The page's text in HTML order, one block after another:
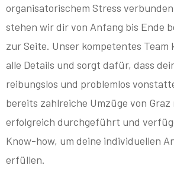
organisatorischem Stress
stehen wir dir von Anfang bis Ende
zur Seite. Unser kompetentes Team
alle Details und sorgt dafür, dass
reibungslos und problemlos
bereits zahlreiche Umzüge von
erfolgreich durchgeführt und
Know-how, um deine individuellen
erfüllen.